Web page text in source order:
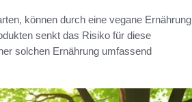
können durch eine vegane Ernährung
senkt das Risiko für diese
solchen Ernährung umfassend